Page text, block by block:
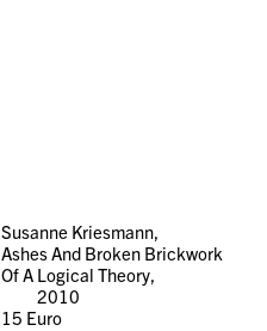
Susanne Kriesmann,
Ashes And Broken Brickwork
Of A Logical Theory,
2010
15 Euro